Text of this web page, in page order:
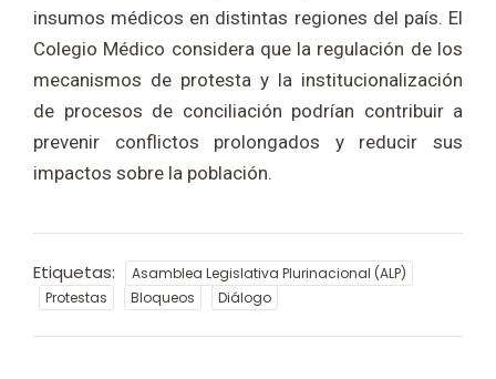
insumos médicos en distintas regiones del país. El
Colegio Médico considera que la regulación de los
mecanismos de protesta y la institucionalización
de procesos de conciliación podrían contribuir a
prevenir conflictos prolongados y reducir sus
impactos sobre la población.
Etiquetas:
Asamblea Legislativa Plurinacional (ALP)
Protestas
Bloqueos Diálogo